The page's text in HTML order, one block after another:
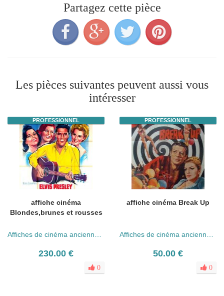
Partagez cette pièce
Les pièces suivantes peuvent aussi vous
intéresser
PROFESSIONNEL
affiche cinéma
Blondes,brunes et rousses
Affiches de cinéma anciennes (années 30 - 80)
230.00 €
0
PROFESSIONNEL
affiche cinéma Break Up
Affiches de cinéma anciennes (années 30 - 80)
50.00 €
0